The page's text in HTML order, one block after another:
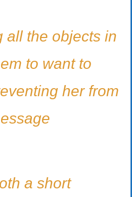
all the objects in
to want to
her from
a short